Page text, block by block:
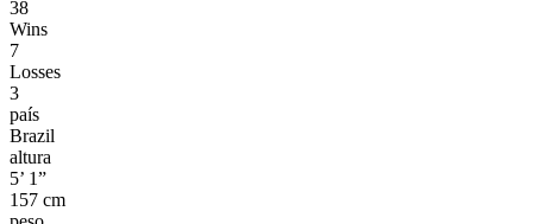
38
Wins
7
Losses
3
país
Brazil
altura
5’ 1”
157 cm